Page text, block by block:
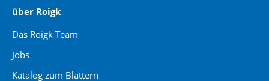
über Roigk
Das Roigk Team
Jobs
Katalog zum Blättern